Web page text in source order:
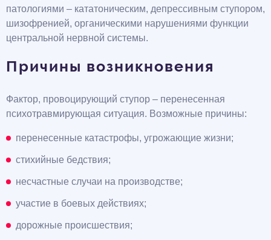
патологиями – кататоническим, депрессивным ступором,
шизофренией, органическими нарушениями функции
центральной нервной системы.
Причины возникновения
Фактор, провоцирующий ступор – перенесенная
психотравмирующая ситуация. Возможные причины:
перенесенные катастрофы, угрожающие жизни;
стихийные бедствия;
несчастные случаи на производстве;
участие в боевых действиях;
дорожные происшествия;